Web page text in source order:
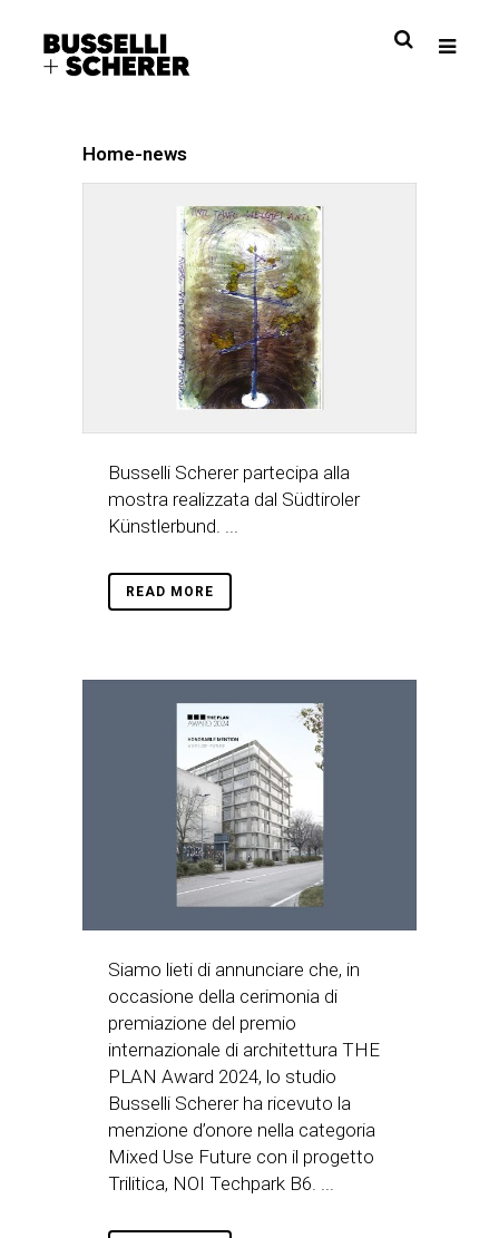
Home-news
Busselli Scherer partecipa alla
mostra realizzata dal Südtiroler
Künstlerbund. ...
READ MORE
Siamo lieti di annunciare che, in
occasione della cerimonia di
premiazione del premio
internazionale di architettura THE
PLAN Award 2024, lo studio
Busselli Scherer ha ricevuto la
menzione d’onore nella categoria
Mixed Use Future con il progetto
Trilitica, NOI Techpark B6. ...